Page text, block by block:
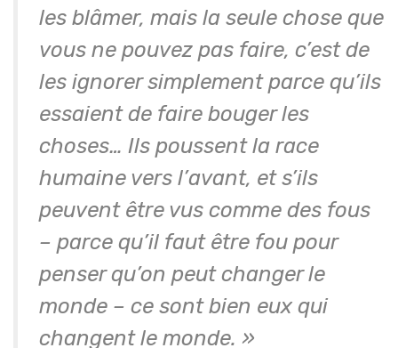
les blâmer, mais la seule chose que
vous ne pouvez pas faire, c’est de
les ignorer simplement parce qu’ils
essaient de faire bouger les
choses… Ils poussent la race
humaine vers l’avant, et s’ils
peuvent être vus comme des fous
– parce qu’il faut être fou pour
penser qu’on peut changer le
monde – ce sont bien eux qui
changent le monde. »